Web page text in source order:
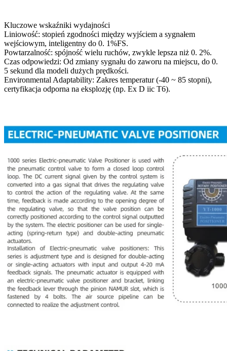
Kluczowe wskaźniki wydajności
Liniowość: stopień zgodności między wyjściem a sygnałem
wejściowym, inteligentny do 0. 1%FS.
Powtarzalność: spójność wielu ruchów, zwykle lepsza niż 0. 2%.
Czas odpowiedzi: Od zmiany sygnału do zaworu na miejscu, do 0.
5 sekund dla modeli dużych prędkości.
Environmental Adaptability: Zakres temperatur (-40 ~ 85 stopni),
certyfikacja odporna na eksplozję (np. Ex D iic T6).